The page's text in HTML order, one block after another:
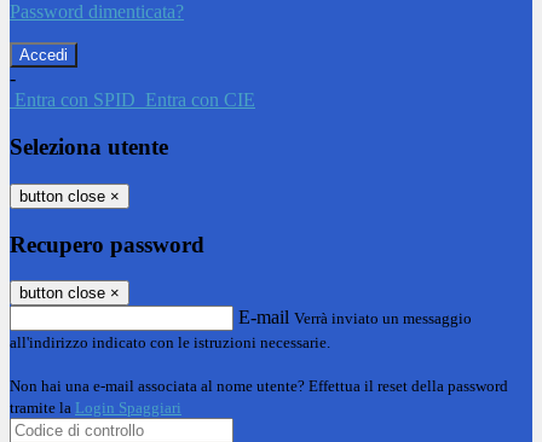
Password dimenticata?
-
Entra con SPID Entra con CIE
Seleziona utente
button close ×
Recupero password
button close ×
E-mail Verrà inviato un messaggio
all'indirizzo indicato con le istruzioni necessarie.
Non hai una e-mail associata al nome utente? Effettua il reset della password
tramite la Login Spaggiari